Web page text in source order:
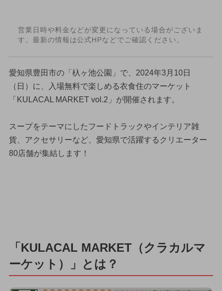
営業日時や料金などが変更になっている場合がございま
す。最新の情報は公式HPなどでご確認ください。
愛知県豊田市の「杁ヶ池公園」で、2024年3月10日
（日）に、入場無料で楽しめる衣食住のマーケット
「KULACAL MARKET vol.2」が開催されます。
スープをテーマにしたフードトラックやインテリア雑
貨、アクセサリーなど、愛知県で活躍するクリエーター
80店舗が集結します！
「KULACAL MARKET（クラカルマ
ーケット）」とは？